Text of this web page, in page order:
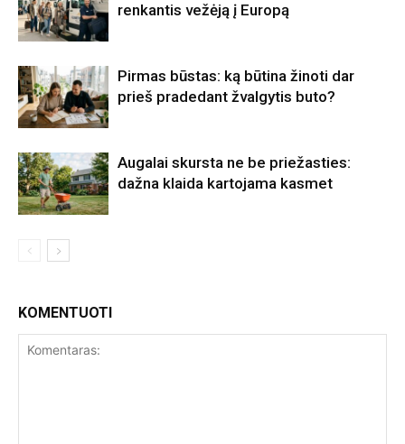
renkantis vežėją į Europą
Pirmas būstas: ką būtina žinoti dar
prieš pradedant žvalgytis buto?
Augalai skursta ne be priežasties:
dažna klaida kartojama kasmet
KOMENTUOTI